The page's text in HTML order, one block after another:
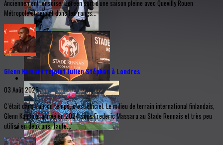
Anciennement lensoise, Doreen sort d'une saison pleine avec Quevilly Rouen
Métropole et rejoint donc les rangs...
Glenn Kamara rejoint Julien Stéphan à Londres
03 Août 2026
C’était dans l’air du temps, c’est officiel. Le milieu de terrain international finlandais,
Glenn Kamara, arrivé en 2024 sous Frederic Massara au Stade Rennais et très peu
utilisé en deux ans, faute...